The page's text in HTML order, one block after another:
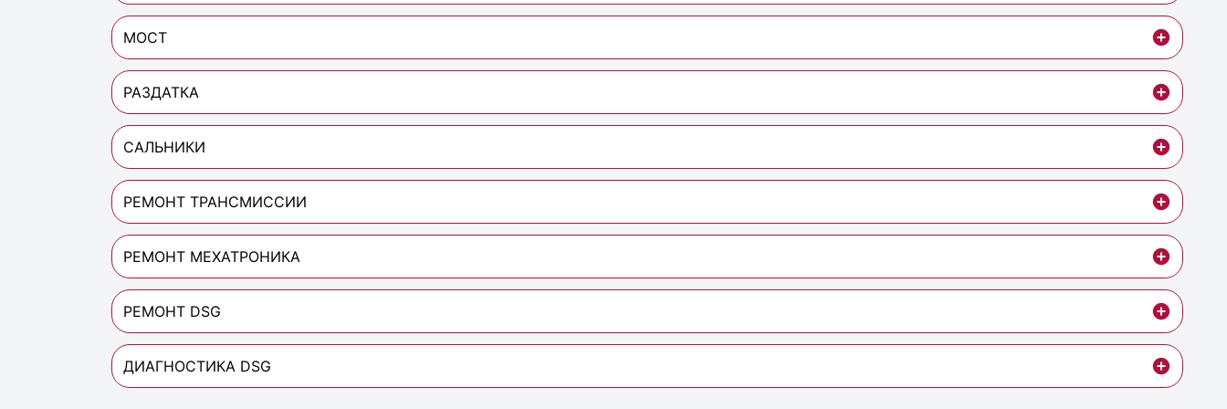
МОСТ
РАЗДАТКА
САЛЬНИКИ
РЕМОНТ ТРАНСМИССИИ
РЕМОНТ МЕХАТРОНИКА
РЕМОНТ DSG
ДИАГНОСТИКА DSG